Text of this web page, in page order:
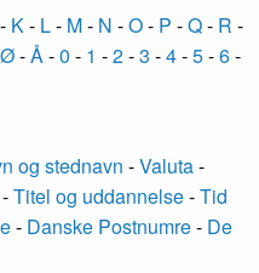
- K- L- M- N -O- P -Q- R -
Ø-Å-0 - 1 -2-3 -4-5-6-
og stednavn -Valuta-
-Titel og uddannelse-Tid
- Danske Postnumre- De